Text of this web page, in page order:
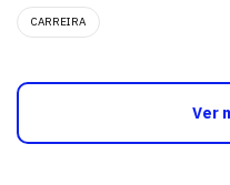
CARREIRA
Ver